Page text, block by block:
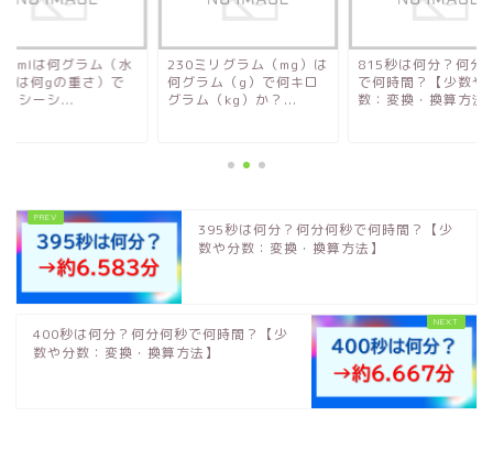
は何グラム（水
は何gの重さ）で
（シーシ...
230ミリグラム（mg）は
何グラム（g）で何キロ
グラム（kg）か？...
815秒は何分？何分
で何時間？【少数や
数：変換・換算方法
395秒は何分？何分何秒で何時間？【少
数や分数：変換・換算方法】
400秒は何分？何分何秒で何時間？【少
数や分数：変換・換算方法】